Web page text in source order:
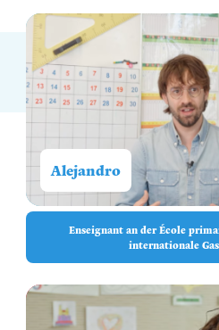
Alejandro
Enseignant an der École
internationale